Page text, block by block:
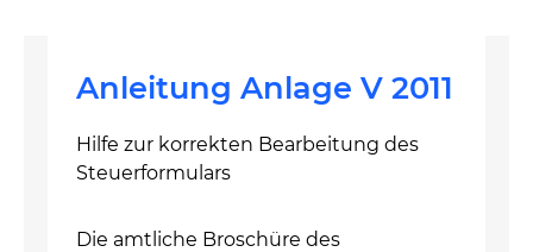
Anleitung Anlage V 2011
Hilfe zur korrekten Bearbeitung des
Steuerformulars
Die amtliche Broschüre des